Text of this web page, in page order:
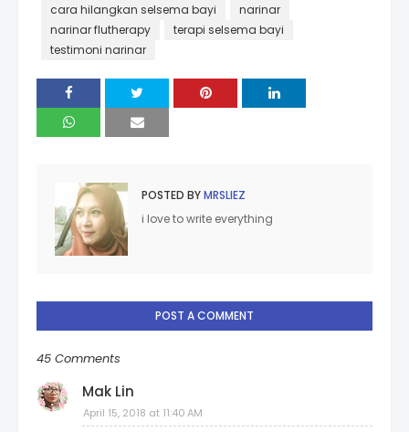
cara hilangkan selsema bayi
narinar
narinar flutherapy
terapi selsema bayi
testimoni narinar
POSTED BYMRSLIEZ
i love to write everything
POST A COMMENT
45 Comments
Mak Lin
April 15, 2018 at 11:40 AM